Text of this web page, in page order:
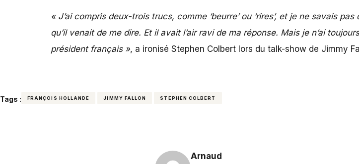
« J’ai compris deux-trois trucs, comme ‘beurre’ ou ‘rires’, et je ne savais
qu’il venait de me dire. Et il avait l’air ravi de ma réponse. Mais je n’ai
président français », a ironisé Stephen Colbert lors du talk-show de Jimmy
Tags : FRANÇOIS HOLLANDE JIMMY FALLON STEPHEN COLBERT
Arnaud